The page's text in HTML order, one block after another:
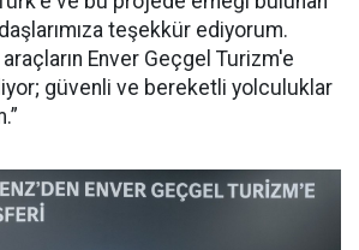
teşekkür ediyorum.
Enver Geçgel Turizm'e
güvenli ve bereketli yolculuklar